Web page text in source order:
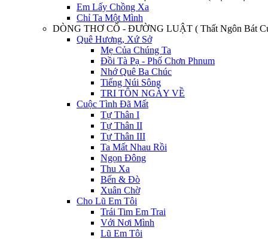
Em Lấy Chồng Xa
Chỉ Ta Một Mình
DÒNG THƠ CỔ - ĐƯỜNG LUẬT ( Thất Ngôn Bát
Quê Hương, Xứ Sở
Mẹ Của Chúng Ta
Đồi Tà Pạ - Phố Chơn Phnum
Nhớ Quê Ba Chúc
Tiếng Núi Sông
TRI TÔN NGÀY VỀ
Cuộc Tình Đã Mất
Tự Thân I
Tự Thân II
Tự Thân III
Ta Mất Nhau Rồi
Ngọn Đông
Thu Xa
Bến & Đò
Xuân Chờ
Cho Lũ Em Tôi
Trái Tim Em Trai
Với Nơi Mình
Lũ Em Tôi